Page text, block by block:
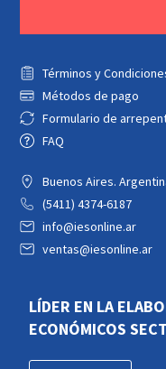
Términos y
Métodos de pago
Formulario de
FAQ
Buenos Aires.
(5411) 4374-6187
info@iesonline.ar
ventas@iesonline.ar
LÍDER EN LA
ECONÓMICOS